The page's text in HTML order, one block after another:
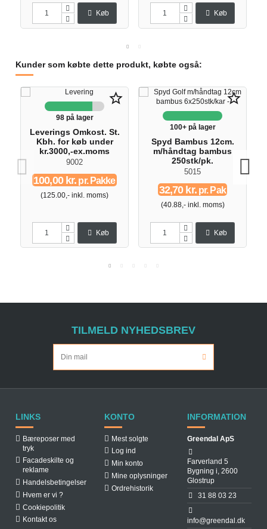
Køb Køb
Kunder som købte dette produkt, købte også:
star_border
98 på lager
Leverings Omkost. St.
Kbh. for køb under
kr.3000,-ex.moms
9002
100,00 kr. pr. Pakke
(125.00,- inkl. moms)
Køb
star_border
100+ på lager
Spyd Bambus 12cm.
m/håndtag bambus
250stk/pk.
5015
32,70 kr.pr. Pak
(40.88,- inkl. moms)
Køb
TILMELD NYHEDSBREV
LINKS
Bæreposer med
tryk
Facadeskilte og
reklame
Handelsbetingelser
Hvem er vi ?
Cookiepolitik
Kontakt os
KONTO
Mest solgte
Log ind
Min konto
Mine oplysninger
Ordrehistorik
INFORMATION
Greendal ApS
Farverland 5
Bygning i, 2600
Glostrup
31 88 03 23
info@greendal.dk